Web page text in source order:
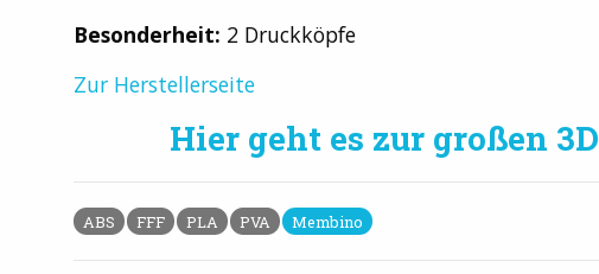
Besonderheit: 2 Druckköpfe
Zur Herstellerseite
Hier geht es zur großen
ABS FFF PLA PVA Membino